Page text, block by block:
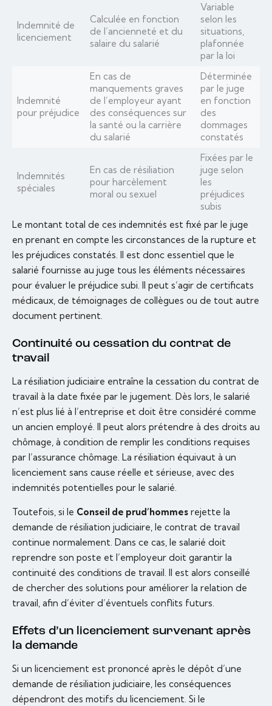
Indemnité de
licenciement
Calculée en fonction
de l’ancienneté et du
salaire du salarié
Variable
selon les
situations,
plafonnée
par la loi
Indemnité
pour préjudice
En cas de
manquements graves
de l’employeur ayant
des conséquences sur
la santé ou la carrière
du salarié
Déterminée
par le juge
en fonction
des
dommages
constatés
Indemnités
spéciales
En cas de résiliation
pour harcèlement
moral ou sexuel
Fixées par le
juge selon
les
préjudices
subis
Le montant total de ces indemnités est fixé par le juge
en prenant en compte les circonstances de la rupture et
les préjudices constatés. Il est donc essentiel que le
salarié fournisse au juge tous les éléments nécessaires
pour évaluer le préjudice subi. Il peut s’agir de certificats
médicaux, de témoignages de collègues ou de tout autre
document pertinent.
Continuité ou cessation du contrat de
travail
La résiliation judiciaire entraîne la cessation du contrat de
travail à la date fixée par le jugement. Dès lors, le salarié
n’est plus lié à l’entreprise et doit être considéré comme
un ancien employé. Il peut alors prétendre à des droits au
chômage, à condition de remplir les conditions requises
par l’assurance chômage. La résiliation équivaut à un
licenciement sans cause réelle et sérieuse, avec des
indemnités potentielles pour le salarié.
Toutefois, si le Conseil de prud’hommes rejette la
demande de résiliation judiciaire, le contrat de travail
continue normalement. Dans ce cas, le salarié doit
reprendre son poste et l’employeur doit garantir la
continuité des conditions de travail. Il est alors conseillé
de chercher des solutions pour améliorer la relation de
travail, afin d’éviter d’éventuels conflits futurs.
Effets d’un licenciement survenant après
la demande
Si un licenciement est prononcé après le dépôt d’une
demande de résiliation judiciaire, les conséquences
dépendront des motifs du licenciement. Si le